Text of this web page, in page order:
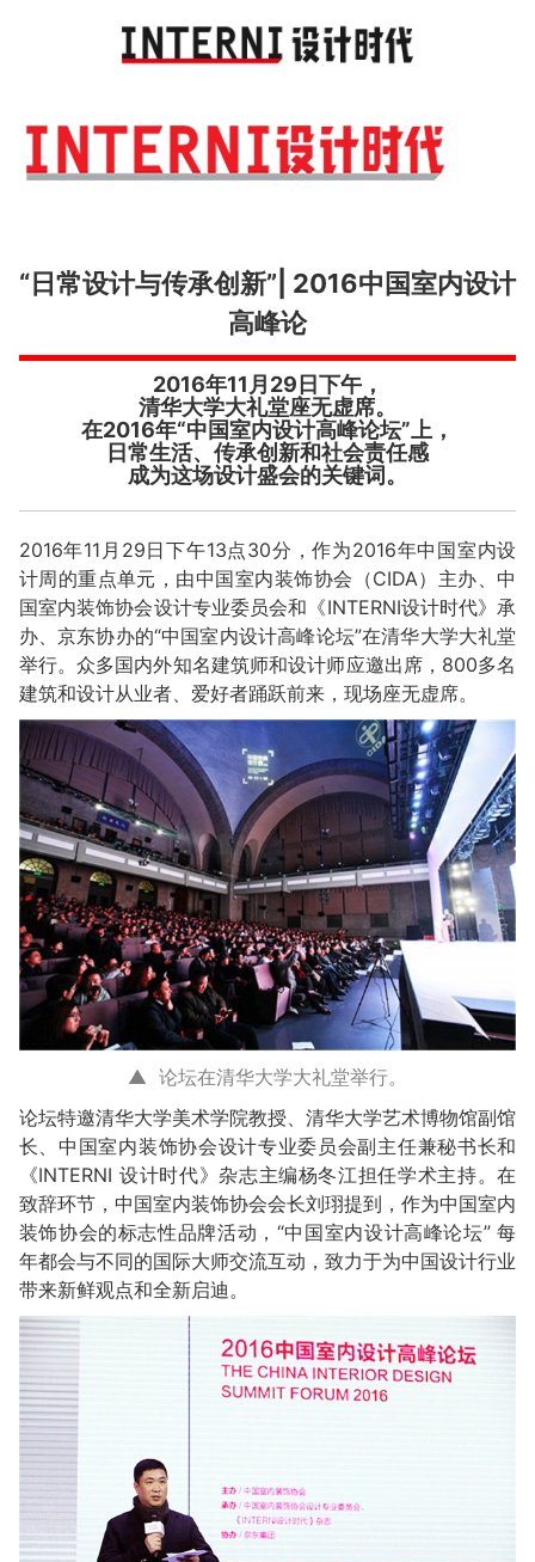
“日常设计与传承创新”| 2016中国室内设计
高峰论
2016年11月29日下午，
清华大学大礼堂座无虚席。
在2016年“中国室内设计高峰论坛”上，
日常生活、传承创新和社会责任感
成为这场设计盛会的关键词。
2016年11月29日下午13点30分，作为2016年中国室内设
计周的重点单元，由中国室内装饰协会（CIDA）主办、中
国室内装饰协会设计专业委员会和《INTERNI设计时代》承
办、京东协办的“中国室内设计高峰论坛”在清华大学大礼堂
举行。众多国内外知名建筑师和设计师应邀出席，800多名
建筑和设计从业者、爱好者踊跃前来，现场座无虚席。
▲ 论坛在清华大学大礼堂举行。
论坛特邀清华大学美术学院教授、清华大学艺术博物馆副馆
长、中国室内装饰协会设计专业委员会副主任兼秘书长和
《INTERNI 设计时代》杂志主编杨冬江担任学术主持。在
致辞环节，中国室内装饰协会会长刘珝提到，作为中国室内
装饰协会的标志性品牌活动，“中国室内设计高峰论坛” 每
年都会与不同的国际大师交流互动，致力于为中国设计行业
带来新鲜观点和全新启迪。